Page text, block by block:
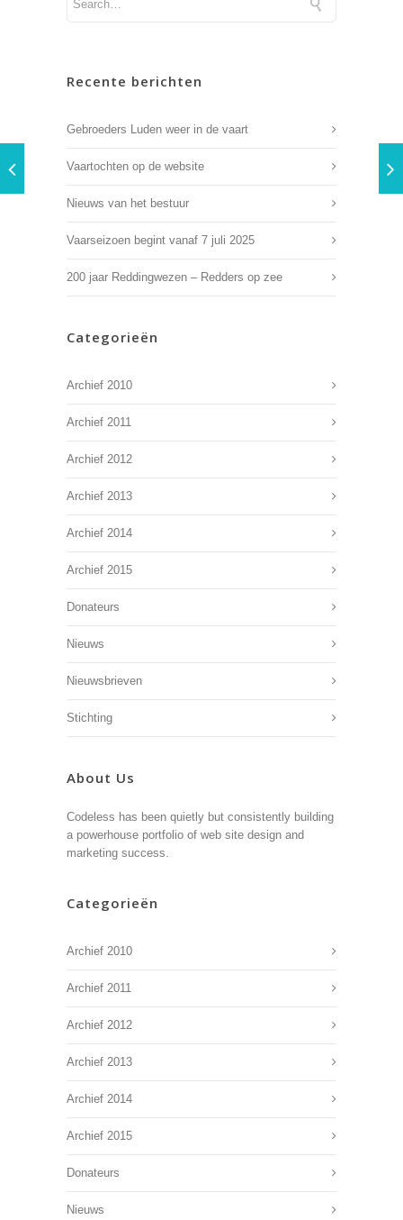
Recente berichten
Gebroeders Luden weer in de vaart
Vaartochten op de website
Nieuws van het bestuur
Vaarseizoen begint vanaf 7 juli 2025
200 jaar Reddingwezen – Redders op zee
Categorieën
Archief 2010
Archief 2011
Archief 2012
Archief 2013
Archief 2014
Archief 2015
Donateurs
Nieuws
Nieuwsbrieven
Stichting
About Us
Codeless has been quietly but consistently building
a powerhouse portfolio of web site design and
marketing success.
Categorieën
Archief 2010
Archief 2011
Archief 2012
Archief 2013
Archief 2014
Archief 2015
Donateurs
Nieuws